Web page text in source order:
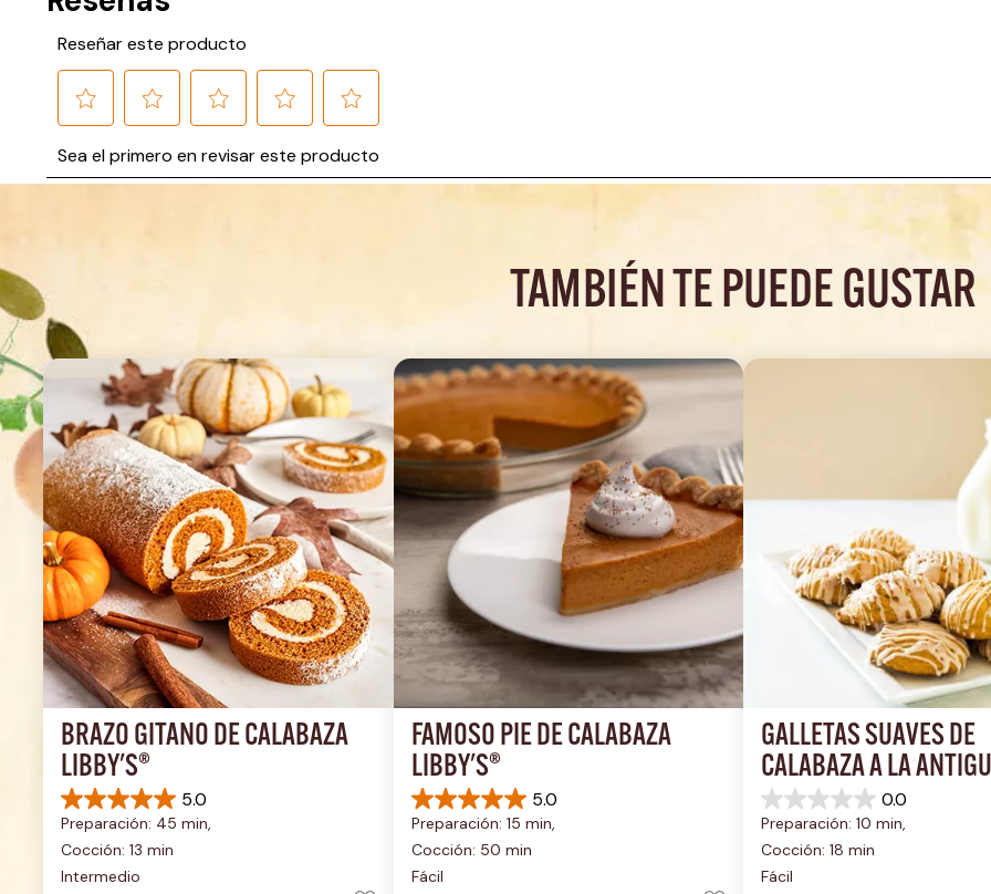
TAMBIÉN TE PUEDE GUSTAR
BRAZO GITANO DE CALABAZA
LIBBY'S®
5.0
5.0
de
5
estrellas.
1
Preparación: 45 min,
Cocción: 13 min
Intermedio
FAMOSO PIE DE CALABAZA
LIBBY'S®
5.0
5.0
de
5
estrellas.
2
Preparación: 15 min,
Cocción: 50 min
Fácil
GALLETAS SUAVES DE
CALABAZA A LA
0.0
0.0
de
5
estrellas.
Preparación: 10 min,
Cocción: 18 min
Fácil